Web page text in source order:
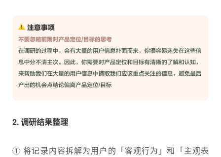
2. 调研结果整理
① 将记录内容拆解为用户的「客观行为」和「主观表